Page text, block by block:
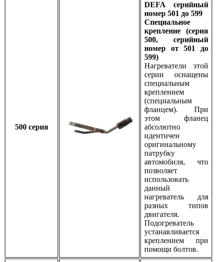
500 серия
DEFA серийный
номер 501 до 599
Специальное
крепление (серия
500, серийный
номер от 501 до
599)
Нагреватели этой
серии оснащены
специальным
креплением
(специальным
фланцем). При
этом фланец
абсолютно
идентичен
оригинальному
патрубку
автомобиля, что
позволяет
использовать
данный
нагреватель для
разных типов
двигателя.
Подогреватель
устанавливается
креплением при
помощи болтов.